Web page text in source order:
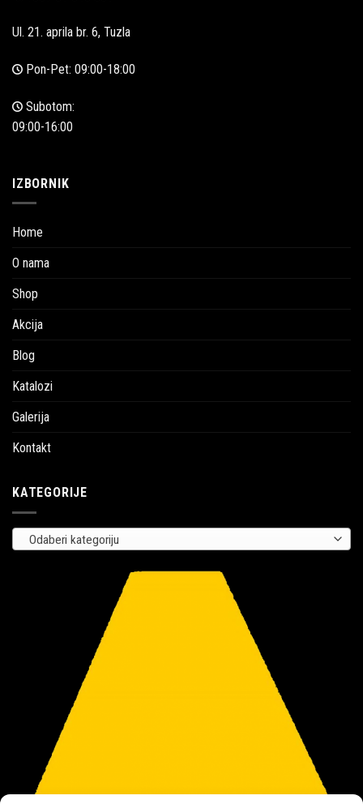
Ul. 21. aprila br. 6, Tuzla
Pon-Pet: 09:00-18:00
Subotom:
09:00-16:00
IZBORNIK
Home
O nama
Shop
Akcija
Blog
Katalozi
Galerija
Kontakt
KATEGORIJE
Odaberi kategoriju